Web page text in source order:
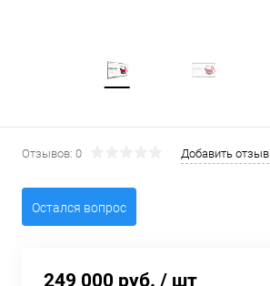
Отзывов: 0 Добавить отзыв
Остался вопрос
249 000 руб. / шт